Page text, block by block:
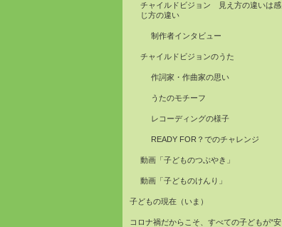
チャイルドビジョン 見え方の違いは感
じ方の違い
制作者インタビュー
チャイルドビジョンのうた
作詞家・作曲家の思い
うたのモチーフ
レコーディングの様子
READY FOR？でのチャレンジ
動画「子どものつぶやき」
動画「子どものけんり」
子どもの現在（いま）
コロナ禍だからこそ、すべての子どもが“安